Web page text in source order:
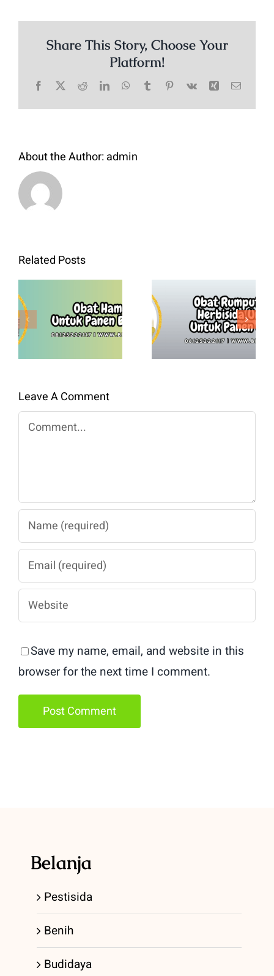
Share This Story, Choose Your
Platform!
Facebook
X RedditLinkedInWhatsApp
TumblrPinterest
Vk Xing Email
About the Author:admin
Related Posts
Obat Hama
Padi Untuk
Panen
Berkualitas
Obat
Rumput
Convey
Herbisida
Unggulan
Untuk Panen
Leave A Comment
Comment
Save my name, email, and website in this
browser for the next time I comment.
Belanja
Pestisida
Benih
Budidaya